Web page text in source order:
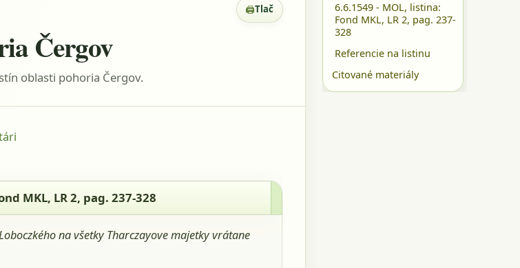
🖨Tlač
Zobrazenie pre tlač
Čergov
oblasti pohoria Čergov.
MKL, LR 2, pag. 237-328
MKL, LR 2, pag. 237-328
na všetky Tharczayove majetky vrátane
6.6.1549 - MOL, listina:
Fond MKL, LR 2, pag. 237-
328
Referencie na listinu
Citované materiály